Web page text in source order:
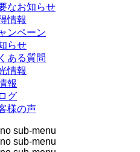
なお知らせ
情報
ンペーン
らせ
ある質問
情報
報
グ
様の声
no sub-menu
no sub-menu